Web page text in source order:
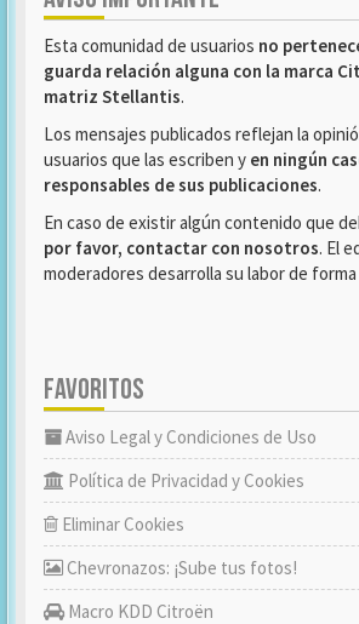
Esta comunidad de usuarios no
guarda relación alguna con la marca
matriz Stellantis.
Los mensajes publicados reflejan la
usuarios que las escriben y en ningún
responsables de sus publicaciones.
En caso de existir algún contenido que
por favor, contactar con nosotros. El
moderadores desarrolla su labor de
FAVORITOS
Aviso Legal y Condiciones de Uso
Política de Privacidad y Cookies
Eliminar Cookies
Chevronazos: ¡Sube tus fotos!
Macro KDD Citroën